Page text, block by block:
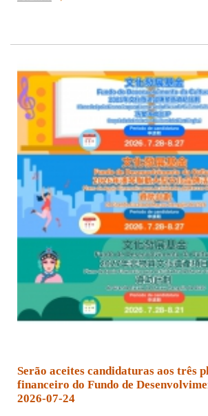
Serão aceites candidaturas aos três
financeiro do Fundo de
2026-07-24